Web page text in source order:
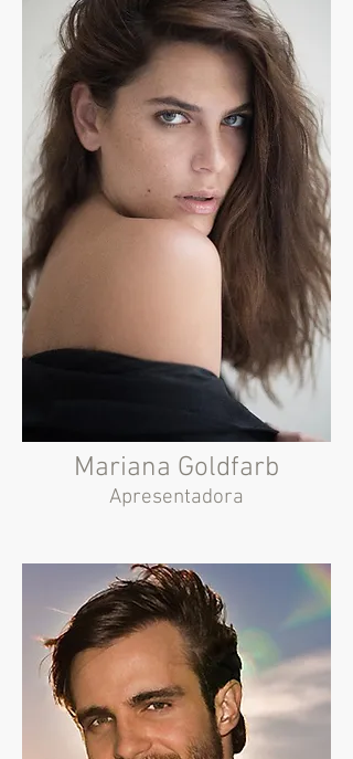
Mariana Goldfarb
Apresentadora